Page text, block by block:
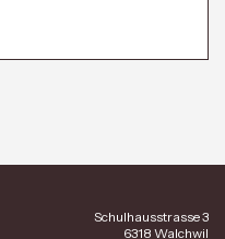
Schulhausstrasse 3
6318 Walchwil